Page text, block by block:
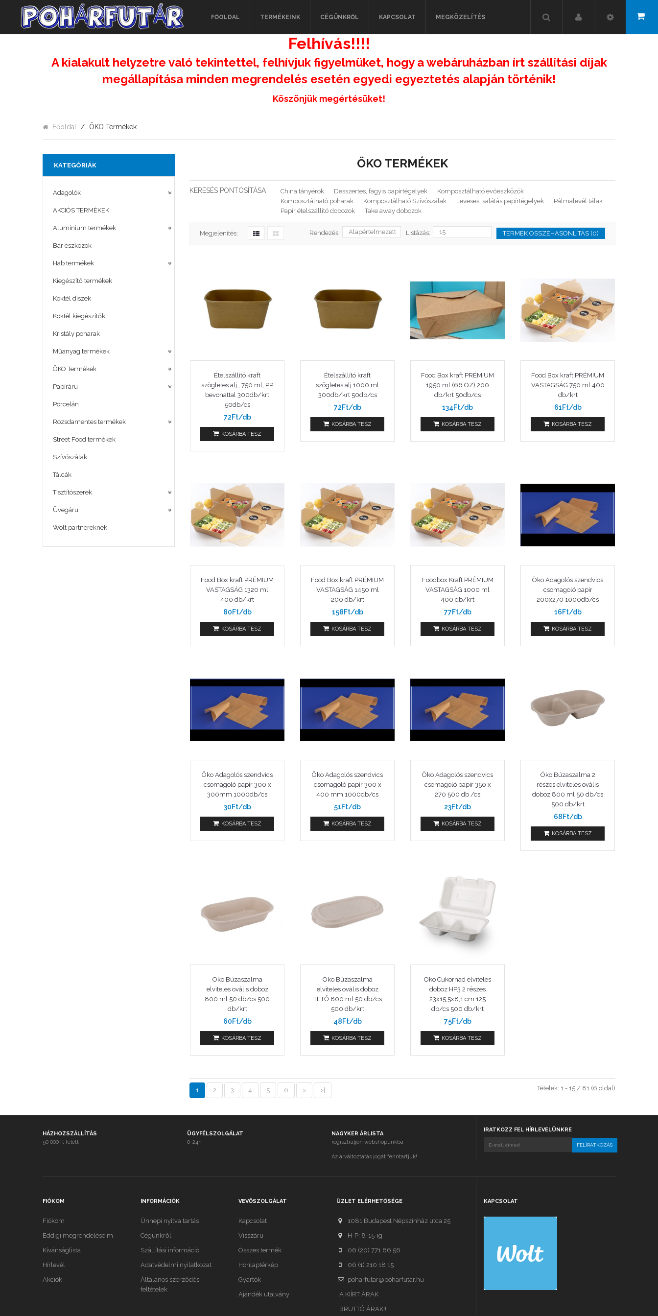
FŐOLDAL TERMÉKEINK CÉGÜNKRŐL KAPCSOLAT MEGKÖZELÍTÉS
Felhívás!!!!
A kialakult helyzetre való tekintettel, felhívjuk figyelmüket, hogy a webáruházban írt szállítási díjak
megállapítása minden megrendelés esetén egyedi egyeztetés alapján történik!
Köszönjük megértésüket!
Főoldal ÖKO Termékek
KATEGÓRIÁK
Adagolók
AKCIÓS TERMÉKEK
Alumínium termékek
Bár eszközök
Hab termékek
Kiegészítő termékek
Koktél díszek
Koktél kiegészítők
Kristály poharak
Műanyag termékek
ÖKO Termékek
Papíráru
Porcelán
Rozsdamentes termékek
Street Food termékek
Szívószálak
Tálcák
Tisztítószerek
Üvegáru
Wolt partnereknek
ÖKO TERMÉKEK
KERESÉS PONTOSÍTÁSA China tányérok Desszertes, fagyis papírtégelyek
Komposztálható evőeszközök
Komposztálható poharak
Komposztálható Szívószálak Leveses, salátás papírtégelyek
Pálmalevél tálak
Papír ételszállító dobozok
Take away dobozok
Megjelenítés: Rendezés: Listázás: TERMÉK ÖSSZEHASONLÍTÁS (0)
Ételszállító kraft
szögletes alj , 750 ml, PP
bevonattal 300db/krt
50db/cs
72Ft/db
KOSÁRBA TESZ
Ételszállító kraft
szögletes alj 1000 ml
300db/krt 50db/cs
72Ft/db
KOSÁRBA TESZ
Food Box kraft PRÉMIUM
1950 ml (66 OZ) 200
db/krt 50db/cs
134Ft/db
KOSÁRBA TESZ
Food Box kraft PRÉMIUM
VASTAGSÁG 750 ml 400
db/krt
61Ft/db
KOSÁRBA TESZ
Food Box kraft PRÉMIUM
VASTAGSÁG 1320 ml
400 db/krt
80Ft/db
KOSÁRBA TESZ
Food Box kraft PRÉMIUM
VASTAGSÁG 1450 ml
200 db/krt
158Ft/db
KOSÁRBA TESZ
Foodbox Kraft PRÉMIUM
VASTAGSÁG 1000 ml
400 db/krt
77Ft/db
KOSÁRBA TESZ
Öko Adagolós szendvics
csomagoló papír
200x270 1000db/cs
16Ft/db
KOSÁRBA TESZ
Öko Adagolós szendvics
csomagoló papír 300 x
300mm 1000db/cs
30Ft/db
KOSÁRBA TESZ
Öko Adagolós szendvics
csomagoló papír 300 x
400 mm 1000db/cs
51Ft/db
KOSÁRBA TESZ
Öko Adagolós szendvics
csomagoló papír 350 x
270 500 db /cs
23Ft/db
KOSÁRBA TESZ
Öko Búzaszalma 2
részes elviteles ovális
doboz 800 ml 50 db/cs
500 db/krt
68Ft/db
KOSÁRBA TESZ
Öko Búzaszalma
elviteles ovális doboz
800 ml 50 db/cs 500
db/krt
60Ft/db
KOSÁRBA TESZ
Öko Búzaszalma
elviteles ovális doboz
TETŐ 800 ml 50 db/cs
500 db/krt
48Ft/db
KOSÁRBA TESZ
Öko Cukornád elviteles
doboz HP3 2 részes
23x15,5x8,1 cm 125
db/cs 500 db/krt
75Ft/db
KOSÁRBA TESZ
1 2 3 4 5 6 > >| Tételek: 1 - 15 / 81 (6 oldal)
HÁZHOZSZÁLLÍTÁS
50 000 ft felett
ÜGYFÉLSZOLGÁLAT
0-24h
NAGYKER ÁRLISTA
regisztráljon webshopunkba
Az árváltoztatás jogát fenntartjuk!
IRATKOZZ FEL HÍRLEVELÜNKRE
FIÓKOM
Fiókom
Eddigi megrendeléseim
Kívánságlista
Hírlevél
Akciók
INFORMÁCIÓK
Ünnepi nyitva tartás
Cégünkről
Szállítási információ
Adatvédelmi nyilatkozat
Általános szerződési
feltételek
VEVŐSZOLGÁLAT
Kapcsolat
Visszáru
Összes termék
Honlaptérkép
Gyártók
Ajándék utalvány
ÜZLET ELÉRHETŐSÉGE
1081 Budapest Népszínház utca 25
H-P: 8-15-ig
06 (20) 771 66 56
06 (1) 210 18 15
poharfutar@poharfutar.hu
A KIÍRT ÁRAK
BRUTTÓ ÁRAK!!!
KAPCSOLAT